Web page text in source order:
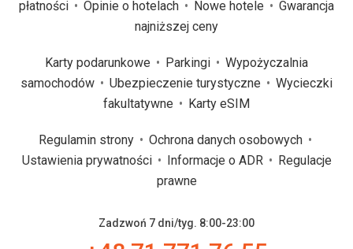
płatności
Opinie o hotelach Nowe hotele
Gwarancja
najniższej ceny
Karty podarunkowe Parkingi
Wypożyczalnia
samochodów
Ubezpieczenie turystyczne
Wycieczki
fakultatywne
Karty eSIM
Regulamin strony
Ochrona danych osobowych
Ustawienia prywatności
Informacje o ADR
Regulacje
prawne
Zadzwoń 7 dni/tyg. 8:00-23:00